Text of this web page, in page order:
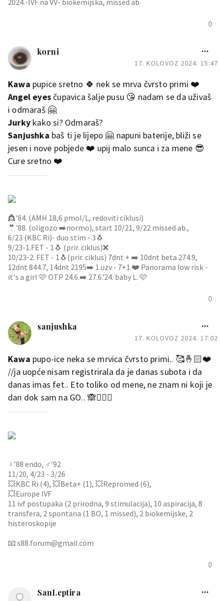
0
2024.-IVF na VV- biokemijska, missed ab
korni
17. KOLOVOZ 2024. 15:47
Kawa pupice sretno 🍀 nek se mrva čvrsto primi ❤️
Angel eyesčupavica šalje pusu 😘 nadam se da uživaš
i odmaraš 🤗
Jurky kako si? Odmaraš?
Sanjushka baš ti je lijepo 🤗 napuni baterije, bliži se
jesen i nove pobjede ❤️ upij malo sunca i za mene 😎
Cure sretno ❤️
0
👸'84. (AMH 18,6 pmol/L, redoviti ciklusi)
🤵'88. (oligozo ➡️normo), start 10/21, 9/22 missed ab.,
6/23 (KBC Ri)- duo stim - 3🐧
9/23-1.FET - 1🐧 (prir. ciklus)❌
10/23-2. FET - 1🐧(prir. ciklus) 7dnt + ➡️ 10dnt beta 274.9,
12dnt 844.7, 14dnt 2195➡️ 1.uzv - 7+1 ❤️ Panorama low risk -
it's a girl 🩷 OTP 24.6.➡️ 27.6.'24. baby L. 🩷
sanjushka
17. KOLOVOZ 2024. 17:02
Kawa pupo-ice neka se mrvica čvrsto primi.. 🥰🤞🏻❤️
//ja uopće nisam registrirala da je danas subota i da
danas imas fet.. Eto toliko od mene, ne znam ni koji je
dan dok sam na GO.. 🙈🤦🏻‍♀️
0
♀️’88 endo, ♂️’92
11/20, 4/23 - 3/26
💥KBC Ri (4), 💥Beta+ (1), 💥Repromed (6),
💥Europe IVF
11 ivf postupaka (2 prirodna, 9 stimulacija), 10 aspiracija, 8
transfera, 2 spontana (1 BO, 1 missed), 2 biokemijske, 2
histeroskopije
📧 s88.forum@gmail.com
SanLeptira